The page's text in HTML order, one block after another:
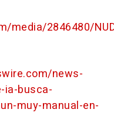
2846480/
news-
ia-busca-
muy-manual-en-